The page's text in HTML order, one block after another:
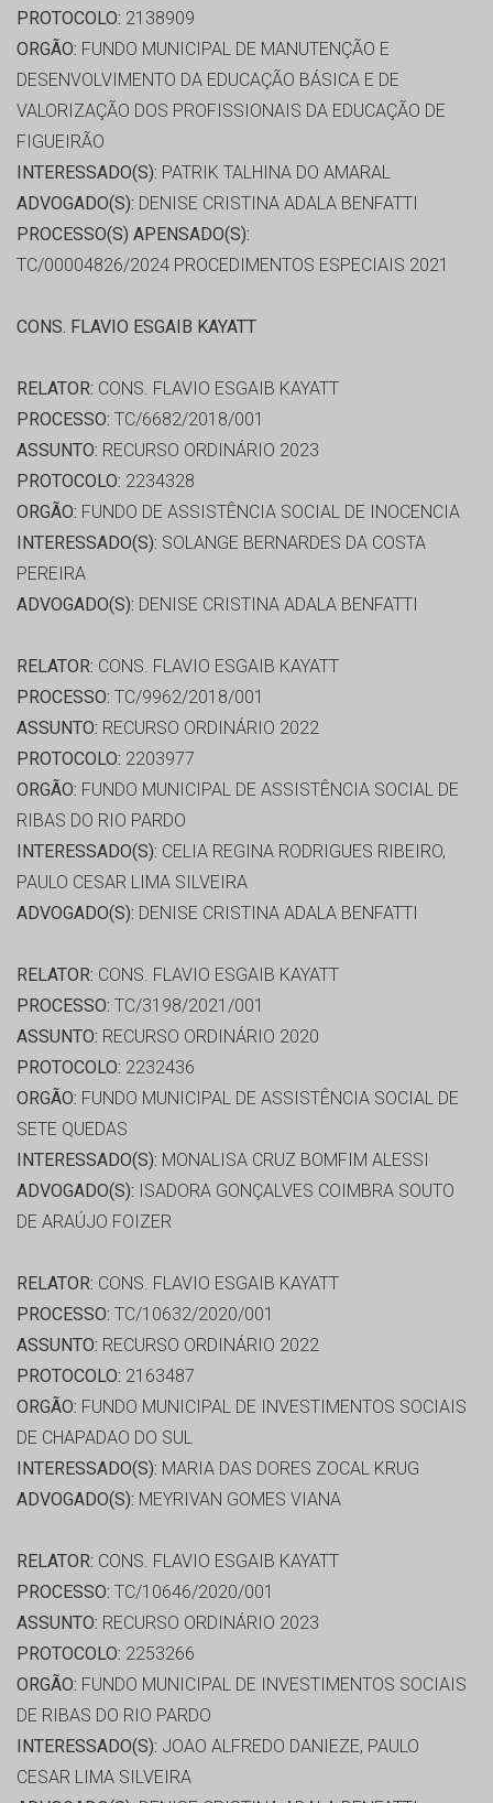
PROTOCOLO: 2138909
ORGÃO: FUNDO MUNICIPAL DE MANUTENÇÃO E
DESENVOLVIMENTO DA EDUCAÇÃO BÁSICA E DE
VALORIZAÇÃO DOS PROFISSIONAIS DA EDUCAÇÃO DE
FIGUEIRÃO
INTERESSADO(S): PATRIK TALHINA DO AMARAL
ADVOGADO(S): DENISE CRISTINA ADALA BENFATTI
PROCESSO(S) APENSADO(S):
TC/00004826/2024 PROCEDIMENTOS ESPECIAIS 2021
CONS. FLAVIO ESGAIB KAYATT
RELATOR: CONS. FLAVIO ESGAIB KAYATT
PROCESSO: TC/6682/2018/001
ASSUNTO: RECURSO ORDINÁRIO 2023
PROTOCOLO: 2234328
ORGÃO: FUNDO DE ASSISTÊNCIA SOCIAL DE INOCENCIA
INTERESSADO(S): SOLANGE BERNARDES DA COSTA
PEREIRA
ADVOGADO(S): DENISE CRISTINA ADALA BENFATTI
RELATOR: CONS. FLAVIO ESGAIB KAYATT
PROCESSO: TC/9962/2018/001
ASSUNTO: RECURSO ORDINÁRIO 2022
PROTOCOLO: 2203977
ORGÃO: FUNDO MUNICIPAL DE ASSISTÊNCIA SOCIAL DE
RIBAS DO RIO PARDO
INTERESSADO(S): CELIA REGINA RODRIGUES RIBEIRO,
PAULO CESAR LIMA SILVEIRA
ADVOGADO(S): DENISE CRISTINA ADALA BENFATTI
RELATOR: CONS. FLAVIO ESGAIB KAYATT
PROCESSO: TC/3198/2021/001
ASSUNTO: RECURSO ORDINÁRIO 2020
PROTOCOLO: 2232436
ORGÃO: FUNDO MUNICIPAL DE ASSISTÊNCIA SOCIAL DE
SETE QUEDAS
INTERESSADO(S): MONALISA CRUZ BOMFIM ALESSI
ADVOGADO(S): ISADORA GONÇALVES COIMBRA SOUTO
DE ARAÚJO FOIZER
RELATOR: CONS. FLAVIO ESGAIB KAYATT
PROCESSO: TC/10632/2020/001
ASSUNTO: RECURSO ORDINÁRIO 2022
PROTOCOLO: 2163487
ORGÃO: FUNDO MUNICIPAL DE INVESTIMENTOS SOCIAIS
DE CHAPADAO DO SUL
INTERESSADO(S): MARIA DAS DORES ZOCAL KRUG
ADVOGADO(S): MEYRIVAN GOMES VIANA
RELATOR: CONS. FLAVIO ESGAIB KAYATT
PROCESSO: TC/10646/2020/001
ASSUNTO: RECURSO ORDINÁRIO 2023
PROTOCOLO: 2253266
ORGÃO: FUNDO MUNICIPAL DE INVESTIMENTOS SOCIAIS
DE RIBAS DO RIO PARDO
INTERESSADO(S): JOAO ALFREDO DANIEZE, PAULO
CESAR LIMA SILVEIRA